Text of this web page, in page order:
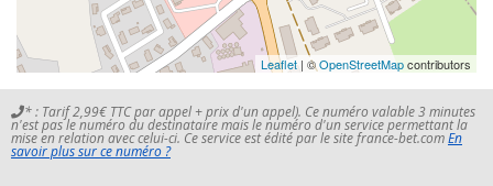
Leaflet | ©OpenStreetMapcontributors
* : Tarif 2,99€ TTC par appel + prix d'un appel). Ce numéro valable 3 minutes
n'est pas le numéro du destinataire mais le numéro d'un service permettant la
mise en relation avec celui-ci. Ce service est édité par le site france-bet.comEn
savoir plus sur ce numéro ?